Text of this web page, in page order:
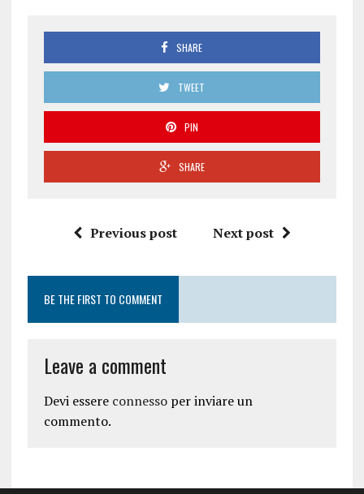
SHARE
TWEET
PIN
SHARE
Previous post Next post
BE THE FIRST TO COMMENT
Leave a comment
Devi essere connessoper inviare un
commento.